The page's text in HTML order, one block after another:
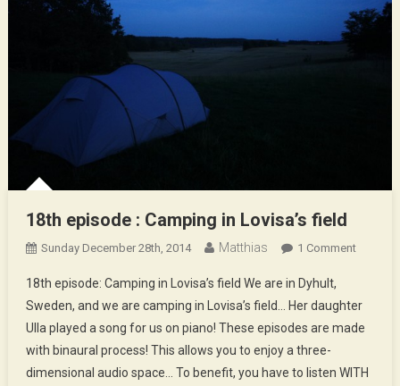
18th episode : Camping in Lovisa’s field
Sunday December 28th, 2014 Matthias 1 CommentOn
:
Lovisa’s
18th episode: Camping in Lovisa’s field We are in Dyhult,
Sweden, and we are camping in Lovisa’s field… Her daughter
Ulla played a song for us on piano! These episodes are made
with binaural process! This allows you to enjoy a three-
dimensional audio space… To benefit, you have to listen WITH